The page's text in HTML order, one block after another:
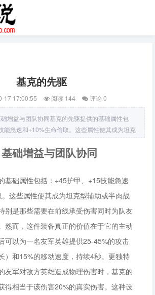
基克的先驱
17 17:00:55 阅读 144 评论 0
增益与团队协同基克的先驱提供的基础属性包
能急速和+10%生命偷取。这些属性使其成为坦克
想选择，特别是那些需要
础增益与团队协同
基础属性包括：+45护甲、+15技能急速
这些属性使其成为坦克型辅助或半肉战
别是那些需要在前线承受伤害同时为队友
然而，这件装备真正的价值在于它的主动
可以为一名友军英雄提供25-45%的攻击
）和15%的移动速度，持续4秒。更独特
友军对敌方英雄造成物理伤害时，基克的
得相当于该伤害20%的真实伤害。这种设